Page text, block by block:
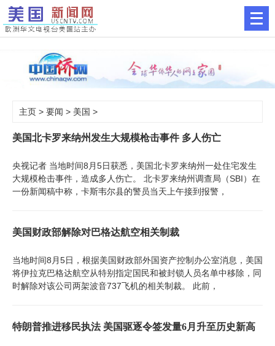
主页 > 要闻 > 美国 >
美国北卡罗来纳州发生大规模枪击事件 多人伤亡
央视记者 当地时间8月5日获悉，美国北卡罗来纳州一处住宅发生
大规模枪击事件，造成多人伤亡。 北卡罗来纳州调查局（SBI）在
一份新闻稿中称，卡斯韦尔县的警员当天上午接到报警，
美国财政部解除对巴格达航空相关制裁
当地时间8月5日，根据美国财政部外国资产控制办公室消息，美国
将伊拉克巴格达航空从特别指定国民和被封锁人员名单中移除，同
时解除对该公司两架波音737飞机的相关制裁。 此前，
特朗普推进移民执法 美国驱逐令签发量6月升至历史新高